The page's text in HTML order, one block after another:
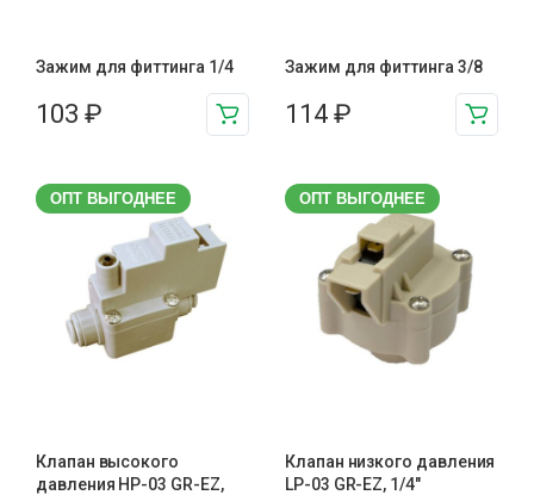
Зажим для фиттинга 1/4
103 ₽
Зажим для фиттинга 3/8
114 ₽
ОПТ ВЫГОДНЕЕ
Клапан высокого
давления HP-03 GR-EZ,
ОПТ ВЫГОДНЕЕ
Клапан низкого давления
LP-03 GR-EZ, 1/4"